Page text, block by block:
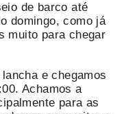
de barco até
domingo, como já
muito para chegar
e chegamos
Achamos a
para as